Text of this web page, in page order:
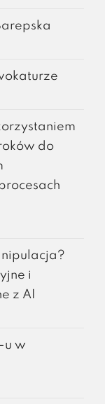
do
i
z AI
u w